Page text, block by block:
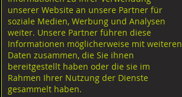
unserer Website an unsere Partner für
soziale Medien, Werbung und Analysen
weiter. Unsere Partner führen diese
Informationen möglicherweise mit weiteren
Daten zusammen, die Sie ihnen
bereitgestellt haben oder die sie im
Rahmen Ihrer Nutzung der Dienste
gesammelt haben.